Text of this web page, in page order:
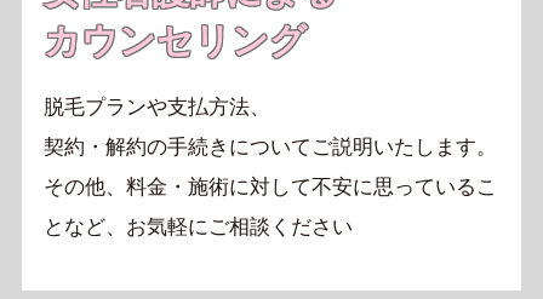
カウンセリング
脱毛プランや支払方法、
契約・解約の手続きについてご説明いたします。
その他、料金・施術に対して不安に思っているこ
となど、 お気軽にご相談ください